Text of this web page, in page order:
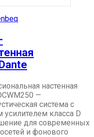
настенная
—
система с
класса D
для современных
и фонового